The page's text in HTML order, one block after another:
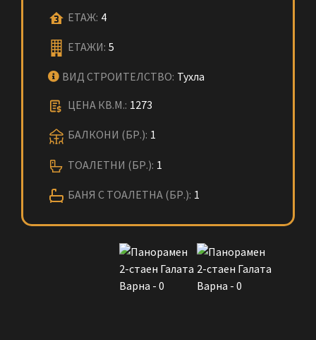
ЕТАЖ: 4
ЕТАЖИ: 5
ВИД СТРОИТЕЛСТВО: Тухла
ЦЕНА КВ.М.: 1273
БАЛКОНИ (БР.): 1
ТОАЛЕТНИ (БР.): 1
БАНЯ С ТОАЛЕТНА (БР.): 1